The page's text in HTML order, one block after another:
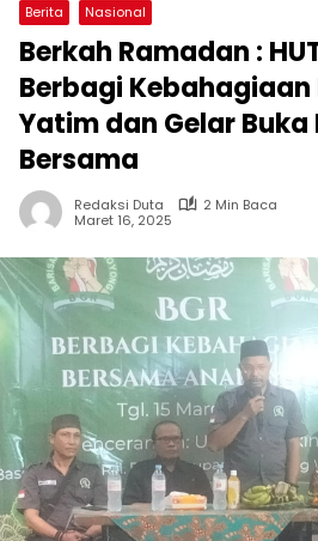
Berita Nasional
Berkah Ramadan :
Berbagi
Yatim dan Gelar Buka
Bersama
Redaksi Duta
2 Min Baca
Maret 16, 2025